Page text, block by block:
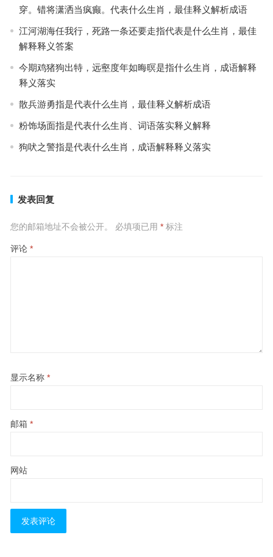
穿。错将潇洒当疯癫。代表什么生肖，最佳释义解析成语
江河湖海任我行，死路一条还要走指代表是什么生肖，最佳
解释释义答案
今期鸡猪狗出特，远壑度年如晦暝是指什么生肖，成语解释
释义落实
散兵游勇指是代表什么生肖，最佳释义解析成语
粉饰场面指是代表什么生肖、词语落实释义解释
狗吠之警指是代表什么生肖，成语解释释义落实
发表回复
您的邮箱地址不会被公开。 必填项已用 *标注
评论 *
显示名称 *
邮箱 *
网站